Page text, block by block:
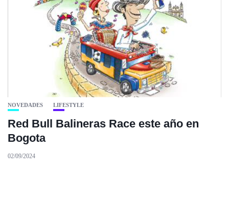
NOVEDADES LIFESTYLE
Red Bull Balineras Race este año en
Bogota
02/09/2024